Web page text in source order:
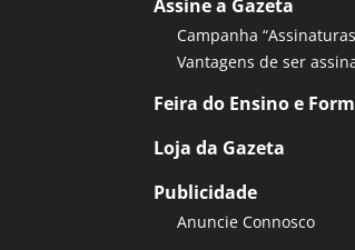
Assine a Gazeta
Campanha
Vantagens de ser
Feira do Ensino e
Loja da Gazeta
Publicidade
Anuncie Connosco